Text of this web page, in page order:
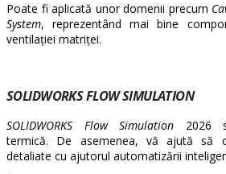
Poate fi aplicată unor domenii precum
System, reprezentând mai bine
ventilației matriței.
SOLIDWORKS FLOW SIMULATION
SOLIDWORKS Flow Simulation 2026
termică. De asemenea, vă ajută să
detaliate cu ajutorul automatizării